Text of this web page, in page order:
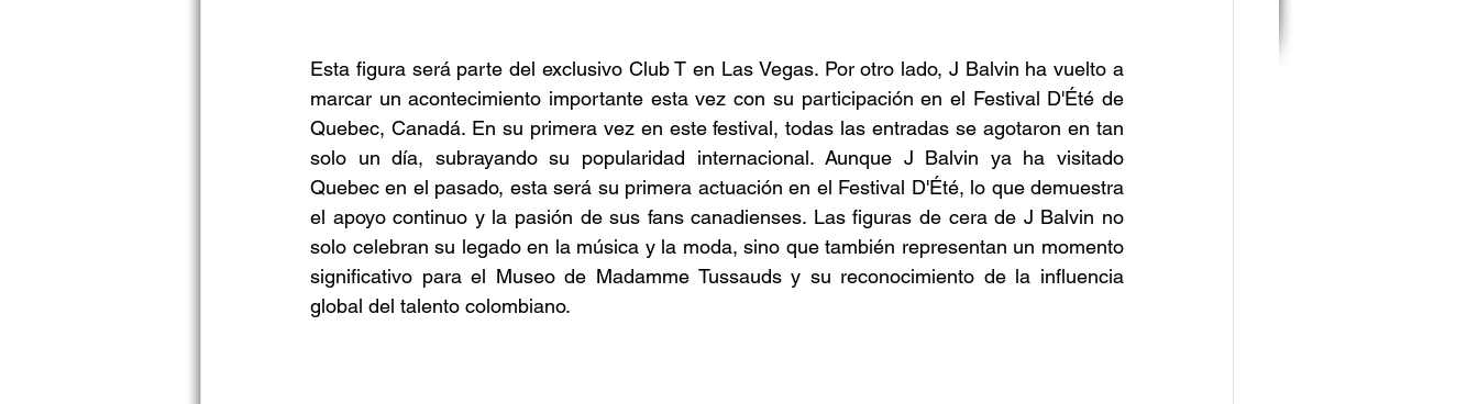
Esta figura será parte del exclusivo Club T en Las Vegas. Por otro lado, J Balvin ha vuelto a
marcar un acontecimiento importante esta vez con su participación en el Festival D'Été de
Quebec, Canadá. En su primera vez en este festival, todas las entradas se agotaron en tan
solo un día, subrayando su popularidad internacional. Aunque J Balvin ya ha visitado
Quebec en el pasado, esta será su primera actuación en el Festival D'Été, lo que demuestra
el apoyo continuo y la pasión de sus fans canadienses. Las figuras de cera de J Balvin no
solo celebran su legado en la música y la moda, sino que también representan un momento
significativo para el Museo de Madamme Tussauds y su reconocimiento de la influencia
global del talento colombiano.